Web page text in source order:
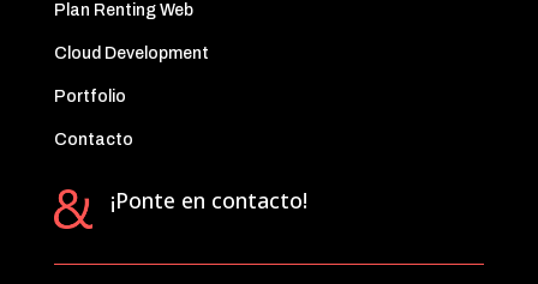
Plan Renting Web
Cloud Development
Portfolio
Contacto
¡Ponte en contacto!